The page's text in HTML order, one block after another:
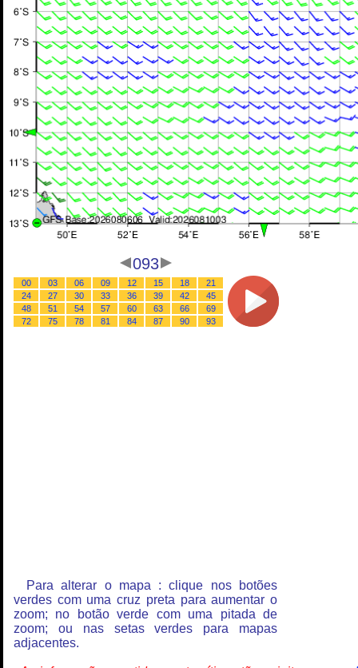
093
00 03 06 09 12 15 18
21
24
27 30 33 36 39 42
45
48
51 54 57 60 63 66
69
72
75 78 81 84 87 90 93
Para alterar o mapa : clique nos botões
verdes com uma cruz preta para aumentar o
zoom; no botão verde com uma pitada de
zoom; ou nas setas verdes para mapas
adjacentes.